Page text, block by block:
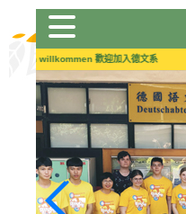
到
willkommen 歡迎加入德文系